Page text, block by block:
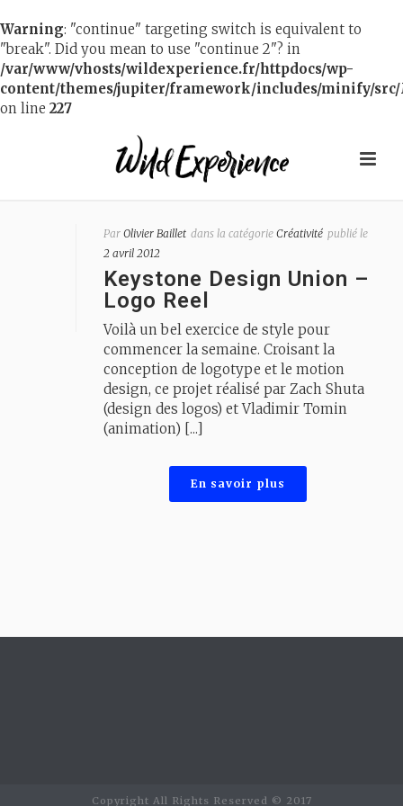
Warning: "continue" targeting switch is equivalent to
"break". Did you mean to use "continue 2"? in
/var/www/vhosts/wildexperience.fr/httpdocs/wp-
content/themes/jupiter/framework/includes/minify/
on line 227
Par Olivier Baillet dans la catégorie Créativité publié le
2 avril 2012
Keystone Design Union –
Logo Reel
Voilà un bel exercice de style pour
commencer la semaine. Croisant la
conception de logotype et le motion
design, ce projet réalisé par Zach Shuta
(design des logos) et Vladimir Tomin
(animation) [...]
En savoir plus
Copyright All Rights Reserved © 2017